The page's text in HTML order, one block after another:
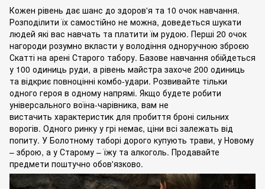
Кожен рівень дає шанс до здоров'я та 10 очок навчання.
Розподілити їх самостійно не можна, доведеться шукати
людей які вас навчать та платити їм рудою. Перші 20 очок
нагороди розумно вкласти у володіння одноручною зброєю
Скатті на арені Старого табору. Базове навчання обійдеться
у 100 одиниць руди, а рівень майстра захоче 200 одиниць
та відкриє повноцінні комбо-удари. Розвивайте тільки
одного героя в одному напрямі. Якщо будете робити
універсального воїна-чарівника, вам не
вистачить характеристик для пробиття броні сильних
ворогів. Одного ринку у грі немає, ціни всі залежать від
попиту. У Болотному таборі дорого купують трави, у Новому
– зброю, а у Старому – їжу та алкоголь. Продавайте
предмети поштучно обов'язково.